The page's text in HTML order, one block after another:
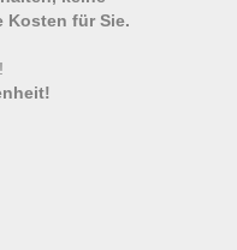
Kosten für Sie.